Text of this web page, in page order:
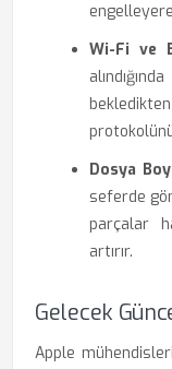
Wi-Fi ve
Dosya
seferde
parçalar
artırır.
Gelecek
Apple